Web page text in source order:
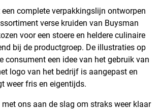
complete verpakkingslijn ontworpen
verse kruiden van Buysman
voor een stoere en heldere culinaire
bij de productgroep. De illustraties op
consument een idee van het gebruik van
logo van het bedrijf is aangepast en
weer fris en eigentijds.
ons aan de slag om straks weer klaar